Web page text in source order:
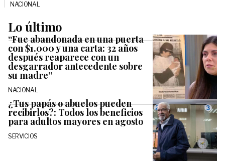
NACIONAL
Lo último
“Fue abandonada en una puerta
con $1.000 y una carta: 32 años
después reaparece con un
desgarrador antecedente sobre
su madre”
NACIONAL
¿Tus papás o abuelos pueden
recibirlos?: Todos los beneficios
para adultos mayores en agosto
SERVICIOS